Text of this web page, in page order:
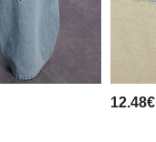
12.48€